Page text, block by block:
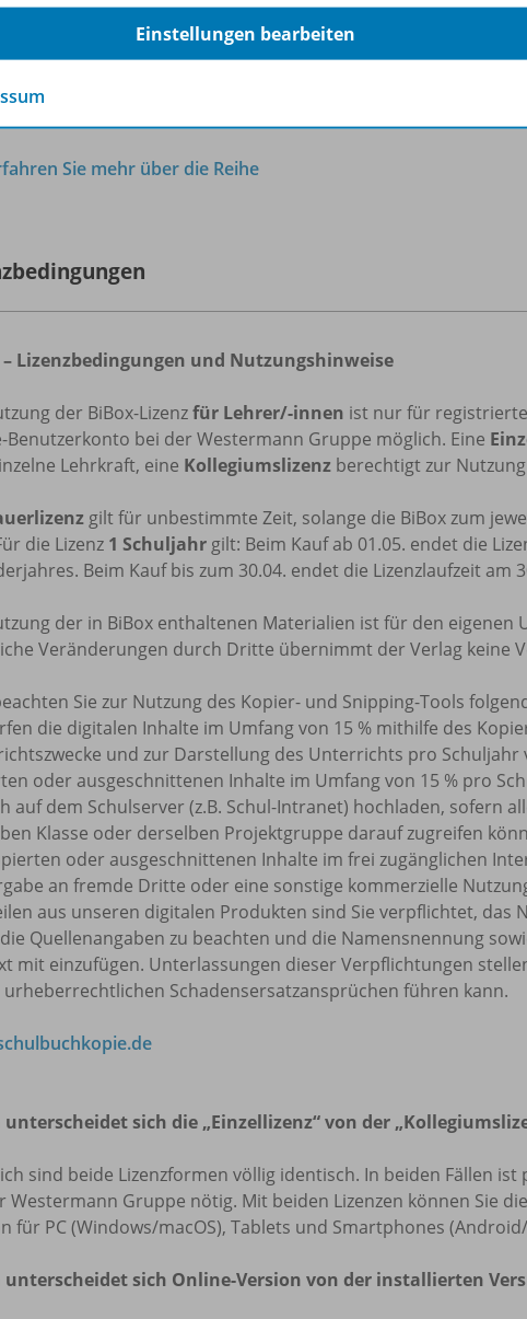
kann flexibel auf dem PC (Windows/macOS), Tablets und
auchohne Internetverbindung.
Informationen zur BiBox finden Sie auf
Sie mehr über die Reihe
– Lizenzbedingungen und Nutzungshinweise
der BiBox-Lizenzfür Lehrer/-innen ist nur für
Benutzerkonto bei der Westermann Gruppe möglich. Eine
Lehrkraft, eine Kollegiumslizenz berechtigt zur
gilt für unbestimmte Zeit, solange die BiBox zum
die Lizenz 1 Schuljahr gilt: Beim Kauf ab 01.05. endet die
Beim Kauf bis zum 30.04. endet die Lizenzlaufzeit am
der in BiBox enthaltenen Materialien ist für den eigenen
Veränderungen durch Dritte übernimmt der Verlag keine
Sie zur Nutzung des Kopier- und Snipping-Tools
die digitalen Inhalte im Umfang von 15 % mithilfe des
und zur Darstellung des Unterrichts pro Schuljahr
oder ausgeschnittenen Inhalte im Umfang von 15 % pro
auf dem Schulserver (z.B. Schul-Intranet) hochladen, sofern
Klasse oder derselben Projektgruppe darauf zugreifen
oder ausgeschnittenen Inhalte im frei zugänglichen
an fremde Dritte oder eine sonstige kommerzielle
aus unseren digitalen Produkten sind Sie verpflichtet, das
Quellenangaben zu beachten und die Namensnennung
mit einzufügen. Unterlassungen dieser Verpflichtungen
urheberrechtlichen Schadensersatzansprüchen führen kann.
sich die „Einzellizenz“ von der
sind beide Lizenzformen völlig identisch. In beiden Fällen
Westermann Gruppe nötig. Mit beiden Lizenzen können Sie
für PC (Windows/macOS), Tablets und Smartphones
unterscheidet sich Online-Version von der installierten
Einstellungen bearbeiten